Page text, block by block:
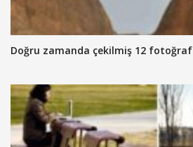
Doğru zamanda çekilmiş 12 fotoğraf